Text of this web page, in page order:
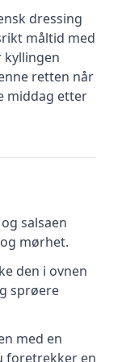
dressing
måltid med
kyllingen
retten når
middag etter
salsaen
mørhet.
den i ovnen
sprøere
med en
foretrekker en